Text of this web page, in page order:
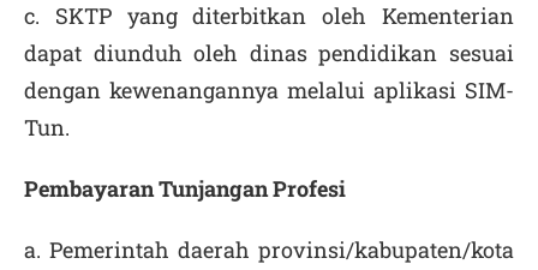
c. SKTP yang diterbitkan oleh Kementerian
dapat diunduh oleh dinas pendidikan sesuai
dengan kewenangannya melalui aplikasi SIM-
Tun.
Pembayaran Tunjangan Profesi
a. Pemerintah daerah provinsi/kabupaten/kota